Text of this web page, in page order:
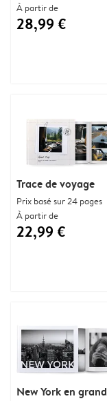
À partir de
28,99 €
Trace de voyage
Prix basé sur 24 pages
À partir de
22,99 €
New York en grand